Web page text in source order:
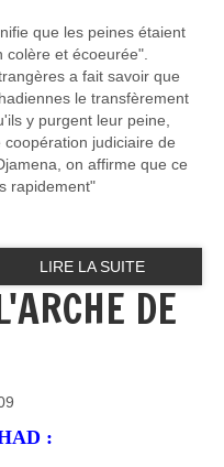
que les peines étaient
colère et écoeurée".
a fait savoir que
le transfèrement
y purgent leur peine,
judiciaire de
on affirme que ce
rapidement"
LIRE LA SUITE
DE
: